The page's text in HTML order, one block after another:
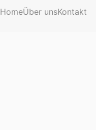
HomeÜber unsKontakt